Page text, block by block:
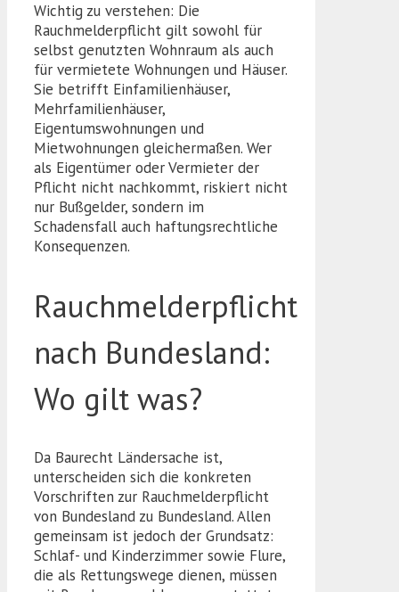
Wichtig zu verstehen: Die
Rauchmelderpflicht gilt sowohl für
selbst genutzten Wohnraum als auch
für vermietete Wohnungen und Häuser.
Sie betrifft Einfamilienhäuser,
Mehrfamilienhäuser,
Eigentumswohnungen und
Mietwohnungen gleichermaßen. Wer
als Eigentümer oder Vermieter der
Pflicht nicht nachkommt, riskiert nicht
nur Bußgelder, sondern im
Schadensfall auch haftungsrechtliche
Konsequenzen.
Rauchmelderpflicht
nach Bundesland:
Wo gilt was?
Da Baurecht Ländersache ist,
unterscheiden sich die konkreten
Vorschriften zur Rauchmelderpflicht
von Bundesland zu Bundesland. Allen
gemeinsam ist jedoch der Grundsatz:
Schlaf- und Kinderzimmer sowie Flure,
die als Rettungswege dienen, müssen